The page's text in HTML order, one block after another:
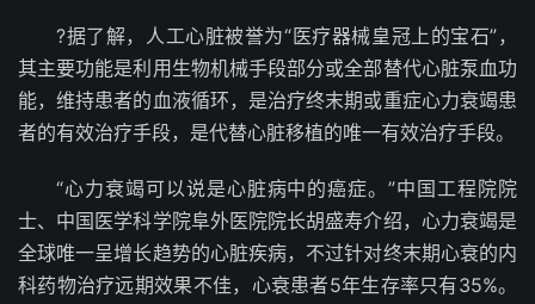
?据了解，人工心脏被誉为“医疗器械皇冠上的宝石”，
其主要功能是利用生物机械手段部分或全部替代心脏泵血功
能，维持患者的血液循环，是治疗终末期或重症心力衰竭患
者的有效治疗手段，是代替心脏移植的唯一有效治疗手段。
“心力衰竭可以说是心脏病中的癌症。”中国工程院院
士、中国医学科学院阜外医院院长胡盛寿介绍，心力衰竭是
全球唯一呈增长趋势的心脏疾病，不过针对终末期心衰的内
科药物治疗远期效果不佳，心衰患者5年生存率只有35%。